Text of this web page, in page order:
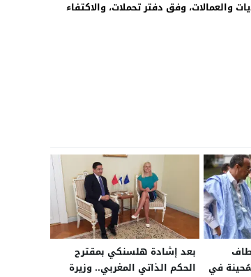
والعمالات، وفق دفتر تحملات، والاكتفاء
في
بعد إشادة هلسنكي بمقترح
الحكم الذاتي المغربي.. وزيرة